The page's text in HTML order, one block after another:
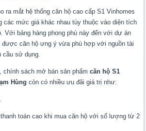
ra mắt hệ thống căn hộ cao cấp S1 Vinhomes
các mức giá khác nhau tùy thuộc vào diện tích
Với bảng hàng phong phú này đến với dự án
được căn hộ ưng ý vừa phù hợp với nguồn tài
cầu sử dụng.
chính sách mở bán sản phẩmcăn hộ S1
Hùng còn có nhiều ưu đãi giá trị như:
toán cao khi mua căn hộ với số lượng từ 2